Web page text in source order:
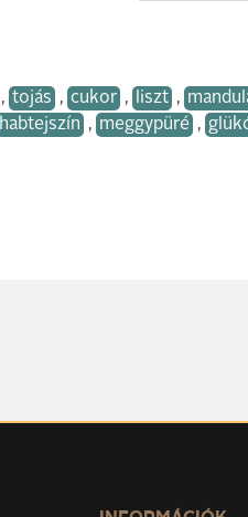
, tojás , cukor , liszt ,
habtejszín , meggypüré ,